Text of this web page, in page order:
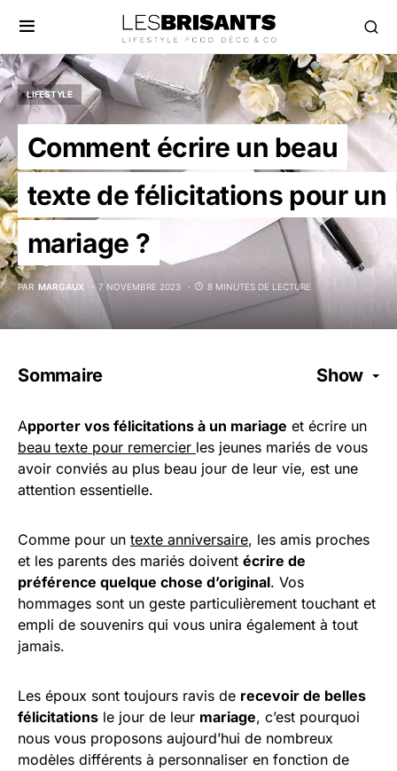
LIFESTYLE
Comment écrire un beau
texte de félicitations pour un
mariage ?
PAR MARGAUX 7 NOVEMBRE 2023 8 MINUTES DE LECTURE
Sommaire Show
Apporter vos félicitations à un mariage et écrire un
beau texte pour remercier les jeunes mariés de vous
avoir conviés au plus beau jour de leur vie, est une
attention essentielle.
Comme pour un texte anniversaire, les amis proches
et les parents des mariés doivent écrire de
préférence quelque chose d’original. Vos
hommages sont un geste particulièrement touchant et
empli de souvenirs qui vous unira également à tout
jamais.
Les époux sont toujours ravis de recevoir de belles
félicitations le jour de leur mariage, c’est pourquoi
nous vous proposons aujourd’hui de nombreux
modèles différents à personnaliser en fonction de